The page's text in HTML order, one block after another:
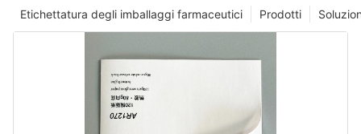
Prodotti
Etichettatura degli imballaggi farmaceutici